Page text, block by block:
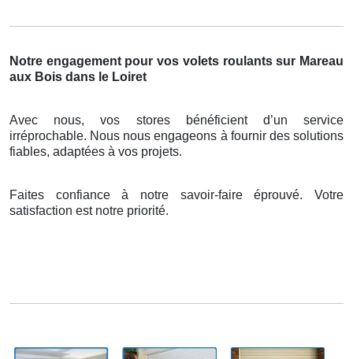
Notre engagement pour vos volets roulants sur Mareau
aux Bois dans le Loiret
Avec nous, vos stores bénéficient d’un service
irréprochable. Nous nous engageons à fournir des solutions
fiables, adaptées à vos projets.
Faites confiance à notre savoir-faire éprouvé. Votre
satisfaction est notre priorité.